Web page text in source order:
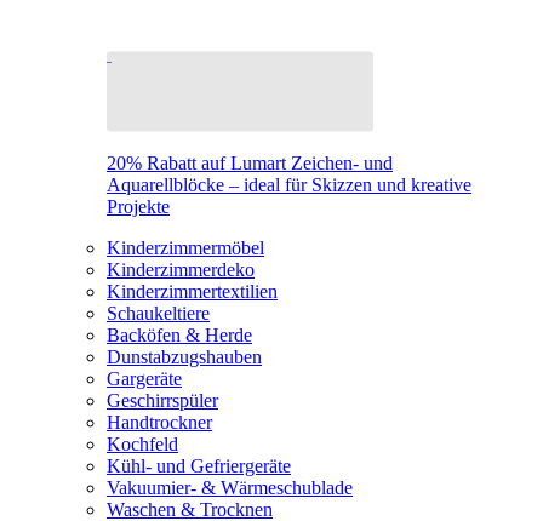
20% Rabatt auf Lumart Zeichen- und
Aquarellblöcke – ideal für Skizzen und kreative
Projekte
Kinderzimmermöbel
Kinderzimmerdeko
Kinderzimmertextilien
Schaukeltiere
Backöfen & Herde
Dunstabzugshauben
Gargeräte
Geschirrspüler
Handtrockner
Kochfeld
Kühl- und Gefriergeräte
Vakuumier- & Wärmeschublade
Waschen & Trocknen